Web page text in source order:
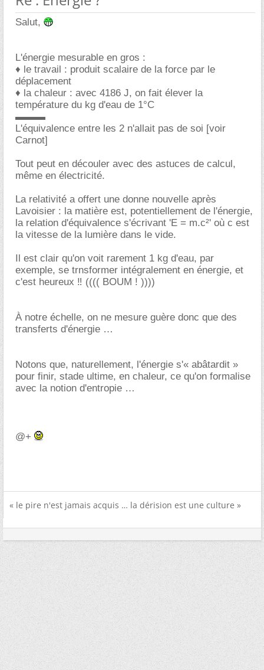
Salut,
L'énergie mesurable en gros :
♦ le travail : produit scalaire de la force par le
déplacement
♦ la chaleur : avec 4186 J, on fait élever la
température du kg d'eau de 1°C
▬▬▬
L'équivalence entre les 2 n'allait pas de soi [voir
Carnot]
Tout peut en découler avec des astuces de calcul,
même en électricité.
La relativité a offert une donne nouvelle après
Lavoisier : la matière est, potentiellement de l'énergie,
la relation d'équivalence s'écrivant 'E = m.c²' où c est
la vitesse de la lumière dans le vide.
Il est clair qu'on voit rarement 1 kg d'eau, par
exemple, se trnsformer intégralement en énergie, et
c'est heureux ‼ (((( BOUM ! ))))
À notre échelle, on ne mesure guère donc que des
transferts d'énergie
Notons que, naturellement, l'énergie s'« abâtardit »
pour finir, stade ultime, en chaleur, ce qu'on formalise
avec la notion d'entropie
@+
« le pire n'est jamais acquis … la dérision est une culture »